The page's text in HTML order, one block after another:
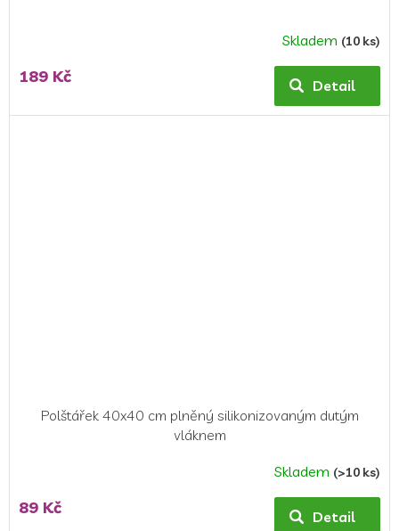
Skladem (10 ks)
189 Kč Detail
Polštářek 40x40 cm plněný silikonizovaným dutým
vláknem
Skladem (>10 ks)
89 Kč Detail